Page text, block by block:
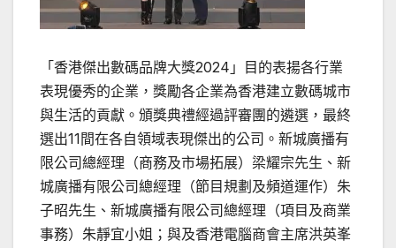
「香港傑出數碼品牌大獎2024」目的表揚各行業
表現優秀的企業，獎勵各企業為香港建立數碼城市
與生活的貢獻。頒獎典禮經過評審團的遴選，最終
選出11間在各自領域表現傑出的公司。新城廣播有
限公司總經理（商務及市場拓展）梁耀宗先生、新
城廣播有限公司總經理（節目規劃及頻道運作）朱
子昭先生、新城廣播有限公司總經理（項目及商業
事務）朱靜宜小姐；與及香港電腦商會主席洪英峯